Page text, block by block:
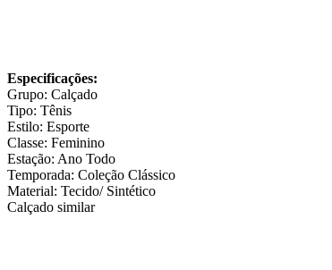
Especificações:
Grupo: Calçado
Tipo: Tênis
Estilo: Esporte
Classe: Feminino
Estação: Ano Todo
Temporada: Coleção Clássico
Material: Tecido/ Sintético
Calçado similar